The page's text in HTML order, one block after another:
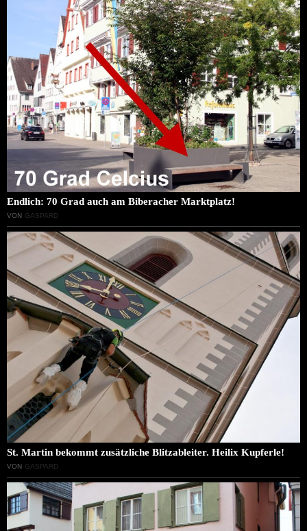
Endlich: 70 Grad auch am Biberacher Marktplatz!
VON GASPARD
St. Martin bekommt zusätzliche Blitzableiter. Heilix Kupferle!
VON GASPARD